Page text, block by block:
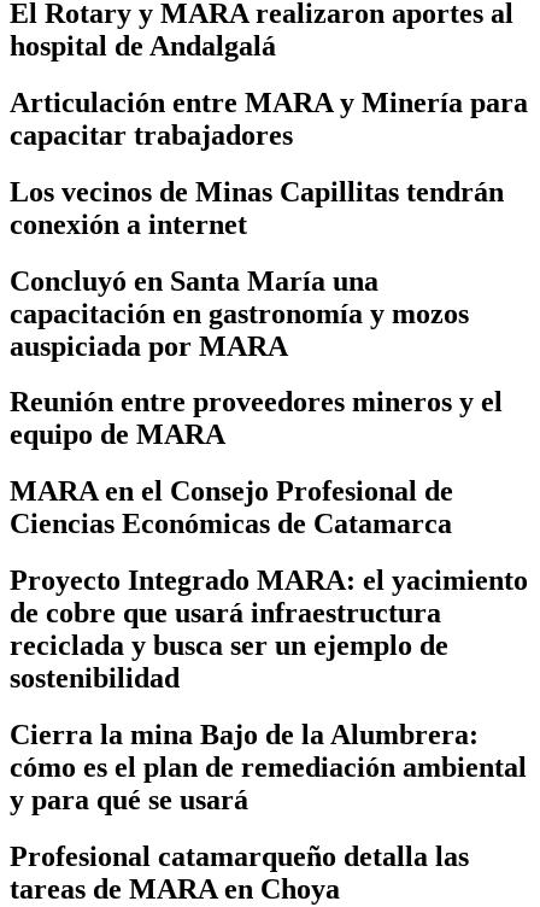
El Rotary y MARA realizaron aportes al
hospital de Andalgalá
Articulación entre MARA y Minería para
capacitar trabajadores
Los vecinos de Minas Capillitas tendrán
conexión a internet
Concluyó en Santa María una
capacitación en gastronomía y mozos
auspiciada por MARA
Reunión entre proveedores mineros y el
equipo de MARA
MARA en el Consejo Profesional de
Ciencias Económicas de Catamarca
Proyecto Integrado MARA: el yacimiento
de cobre que usará infraestructura
reciclada y busca ser un ejemplo de
sostenibilidad
Cierra la mina Bajo de la Alumbrera:
cómo es el plan de remediación ambiental
y para qué se usará
Profesional catamarqueño detalla las
tareas de MARA en Choya